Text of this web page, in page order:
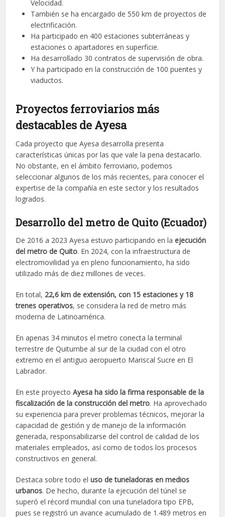
Velocidad.
También se ha encargado de 550 km de proyectos de
electrificación.
Ha participado en 400 estaciones subterráneas y
estaciones o apartadores en superficie.
Ha desarrollado 30 contratos de supervisión de obra.
Y ha participado en la construcción de 100 puentes y
viaductos.
Proyectos ferroviarios más
destacables de Ayesa
Cada proyecto que Ayesa desarrolla presenta
características únicas por las que vale la pena destacarlo.
No obstante, en el ámbito ferroviario, podemos
seleccionar algunos de los más recientes, para conocer el
expertise de la compañía en este sector y los resultados
logrados.
Desarrollo del metro de Quito (Ecuador)
De 2016 a 2023 Ayesa estuvo participando en laejecución
del metro de Quito. En 2024, con la infraestructura de
electromovilidad ya en pleno funcionamiento, ha sido
utilizado más de diez millones de veces.
En total, 22,6 km de extensión, con 15 estaciones y 18
trenes operativos, se considera la red de metro más
moderna de Latinoamérica.
En apenas 34 minutos el metro conecta la terminal
terrestre de Quitumbe al sur de la ciudad con el otro
extremo en el antiguo aeropuerto Mariscal Sucre en El
Labrador.
En este proyectoAyesa ha sido la firma responsable de la
fiscalización de la construcción del metro. Ha aprovechado
su experiencia para prever problemas técnicos, mejorar la
capacidad de gestión y de manejo de la información
generada, responsabilizarse del control de calidad de los
materiales empleados, así como de todos los procesos
constructivos en general.
Destaca sobre todo eluso de tuneladoras en medios
urbanos. De hecho, durante la ejecución del túnel se
superó el récord mundial con una tuneladora tipo EPB,
pues se registró un avance acumulado de 1.489 metros en